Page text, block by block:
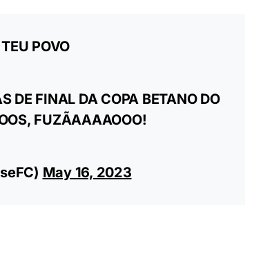
POVO
DE FINAL DA COPA BETANO DO
FUZÃAAAAOOO!
May 16, 2023